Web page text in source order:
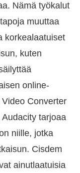
Nämä työkalut
muuttaa
korkealaatuiset
kuten
online-
Converter
tarjoaa
niille, jotka
Cisdem
ainutlaatuisia